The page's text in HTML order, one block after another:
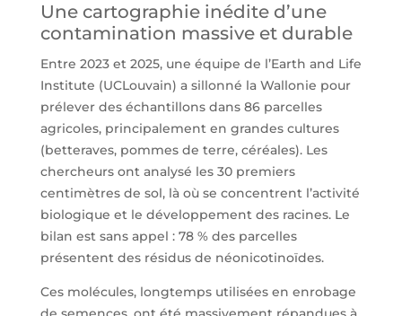
Une cartographie inédite d’une
contamination massive et durable
Entre 2023 et 2025, une équipe de l’Earth and Life
Institute (UCLouvain) a sillonné la Wallonie pour
prélever des échantillons dans 86 parcelles
agricoles, principalement en grandes cultures
(betteraves, pommes de terre, céréales). Les
chercheurs ont analysé les 30 premiers
centimètres de sol, là où se concentrent l’activité
biologique et le développement des racines. Le
bilan est sans appel : 78 % des parcelles
présentent des résidus de néonicotinoïdes.
Ces molécules, longtemps utilisées en enrobage